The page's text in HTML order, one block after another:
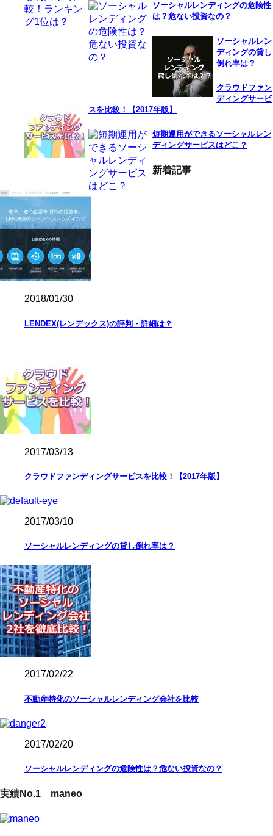
ソーシャルレンディングの危険性
は？危ない投資なの？
ソーシャルレン
ディングの貸し
倒れ率は？
クラウドファン
ディングサービ
スを比較！【2017年版】
短期運用ができるソーシャルレン
ディングサービスはどこ？
新着記事
2018/01/30
LENDEX(レンデックス)の評判・詳細は？
2017/03/13
クラウドファンディングサービスを比較！【2017年版】
2017/03/10
ソーシャルレンディングの貸し倒れ率は？
2017/02/22
不動産特化のソーシャルレンディング会社を比較
2017/02/20
ソーシャルレンディングの危険性は？危ない投資なの？
実績No.1 maneo